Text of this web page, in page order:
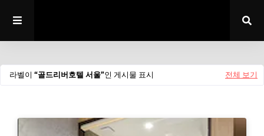
라벨이 골드리버호텔 서울 인 게시물 표시 전체 보기